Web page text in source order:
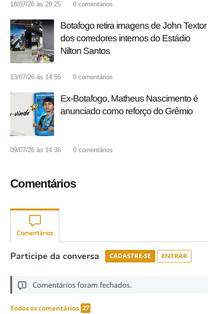
18/07/26 às 20:25 0 comentários
Botafogo retira imagens de John Textor
dos corredores internos do Estádio
Nilton Santos
13/07/26 às 14:55 0 comentários
Ex-Botafogo, Matheus Nascimento é
anunciado como reforço do Grêmio
09/07/26 às 14:36 0 comentários
Comentários